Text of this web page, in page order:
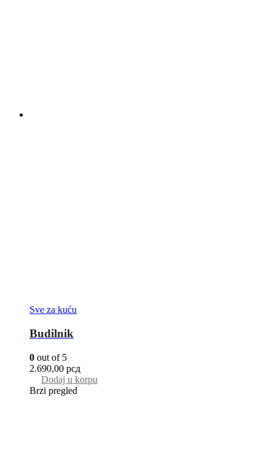
Sve za kuću
Budilnik
0 out of 5
2.690,00 рсд
Dodaj u korpu
Brzi pregled